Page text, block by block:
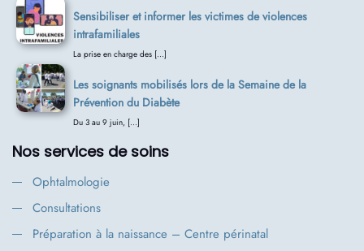
Sensibiliser et informer les victimes de violences
intrafamiliales
La prise en charge des […]
Les soignants mobilisés lors de la Semaine de la
Prévention du Diabète
Du 3 au 9 juin, […]
Nos services de soins
Ophtalmologie
Consultations
Préparation à la naissance – Centre périnatal